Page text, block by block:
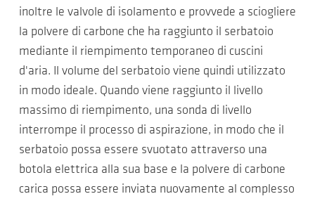
inoltre le valvole di isolamento e provvede a sciogliere
la polvere di carbone che ha raggiunto il serbatoio
mediante il riempimento temporaneo di cuscini
d'aria. Il volume del serbatoio viene quindi utilizzato
in modo ideale. Quando viene raggiunto il livello
massimo di riempimento, una sonda di livello
interrompe il processo di aspirazione, in modo che il
serbatoio possa essere svuotato attraverso una
botola elettrica alla sua base e la polvere di carbone
carica possa essere inviata nuovamente al complesso